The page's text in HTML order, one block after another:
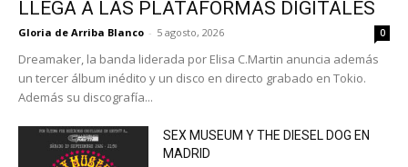
LLEGA A LAS PLATAFORMAS DIGITALES
Gloria de Arriba Blanco - 5 agosto, 2026 0
Dreamaker, la banda liderada por Elisa C.Martin anuncia además
un tercer álbum inédito y un disco en directo grabado en Tokio.
Además su discografía...
SEX MUSEUM Y THE DIESEL DOG EN
MADRID